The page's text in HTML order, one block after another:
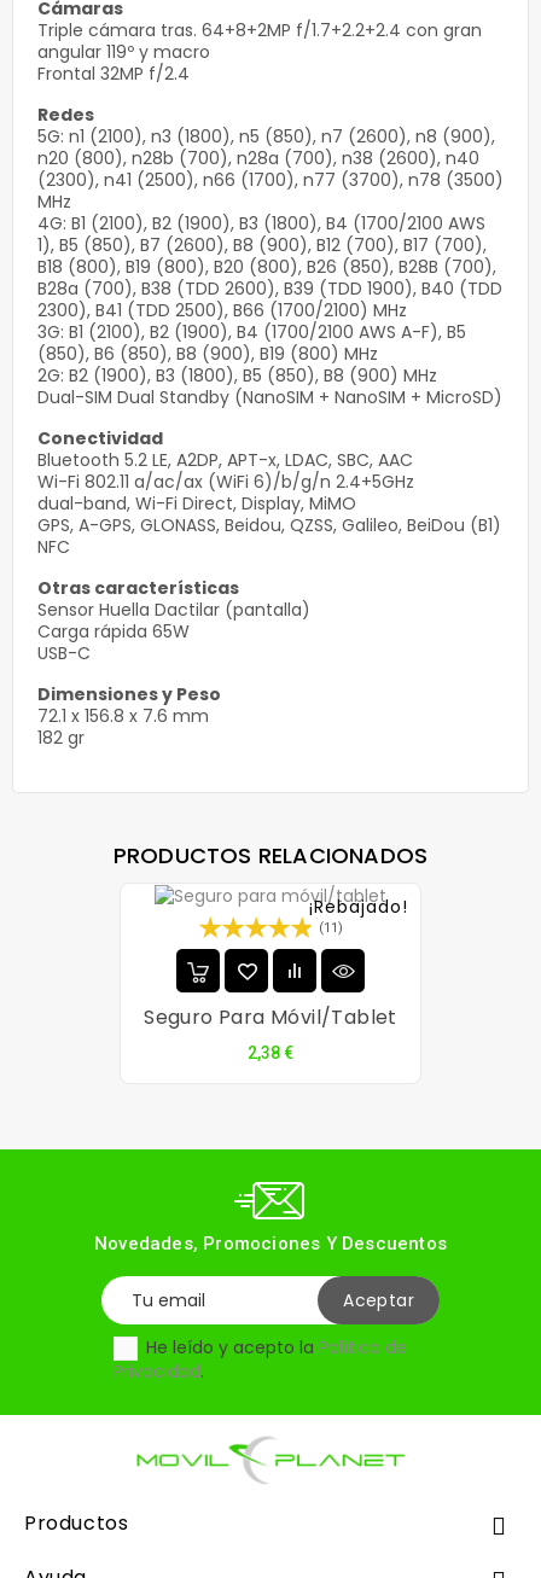
Cámaras
Triple cámara tras. 64+8+2MP f/1.7+2.2+2.4 con gran
angular 119º y macro
Frontal 32MP f/2.4
Redes
5G: n1 (2100), n3 (1800), n5 (850), n7 (2600), n8 (900),
n20 (800), n28b (700), n28a (700), n38 (2600), n40
(2300), n41 (2500), n66 (1700), n77 (3700), n78 (3500)
MHz
4G: B1 (2100), B2 (1900), B3 (1800), B4 (1700/2100 AWS
1), B5 (850), B7 (2600), B8 (900), B12 (700), B17 (700),
B18 (800), B19 (800), B20 (800), B26 (850), B28B (700),
B28a (700), B38 (TDD 2600), B39 (TDD 1900), B40 (TDD
2300), B41 (TDD 2500), B66 (1700/2100) MHz
3G: B1 (2100), B2 (1900), B4 (1700/2100 AWS A-F), B5
(850), B6 (850), B8 (900), B19 (800) MHz
2G: B2 (1900), B3 (1800), B5 (850), B8 (900) MHz
Dual-SIM Dual Standby (NanoSIM + NanoSIM + MicroSD)
Conectividad
Bluetooth 5.2 LE, A2DP, APT-x, LDAC, SBC, AAC
Wi-Fi 802.11 a/ac/ax (WiFi 6)/b/g/n 2.4+5GHz
dual-band, Wi-Fi Direct, Display, MiMO
GPS, A-GPS, GLONASS, Beidou, QZSS, Galileo, BeiDou (B1)
NFC
Otras características
Sensor Huella Dactilar (pantalla)
Carga rápida 65W
USB-C
Dimensiones y Peso
72.1 x 156.8 x 7.6 mm
182 gr
PRODUCTOS RELACIONADOS
¡Rebajado!
(11)
Seguro Para Móvil/tablet
2,38 €Precio
Novedades, Promociones Y Descuentos
He leído y acepto la Política de
Privacidad.
Productos 